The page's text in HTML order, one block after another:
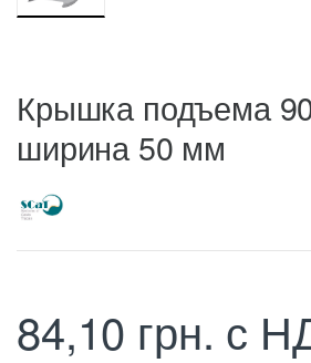
Крышка подъема
ширина 50 мм
84,10 грн. с